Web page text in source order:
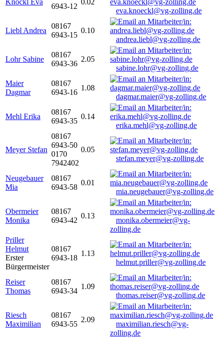
Knöckl Eva
6943-12
0.02
eva.knoeckl@vg-zolling.de
Liebl Andrea
08167
6943-15
0.10
andrea.liebl@vg-zolling.de
Lohr Sabine
08167
6943-36
2.05
sabine.lohr@vg-zolling.de
Maier
Dagmar
08167
6943-16
1.08
dagmar.maier@vg-zolling.de
Mehl Erika
08167
6943-35
0.14
erika.mehl@vg-zolling.de
Meyer Stefan
08167
6943-50
0170
7942402
0.05
stefan.meyer@vg-zolling.de
Neugebauer
Mia
08167
6943-58
0.01
mia.neugebauer@vg-zolling.de
Obermeier
Monika
08167
6943-42
0.13
monika.obermeier@vg-
zolling.de
Priller
Helmut
Erster
Bürgermeister
08167
6943-18
1.13
helmut.priller@vg-zolling.de
Reiser
Thomas
08167
6943-34
1.09
thomas.reiser@vg-zolling.de
Riesch
Maximilian
08167
6943-55
2.09
maximilian.riesch@vg-
zolling.de